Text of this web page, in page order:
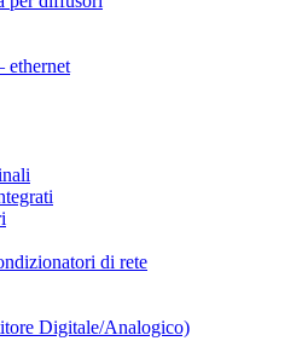
ethernet
di rete
Digitale/Analogico)